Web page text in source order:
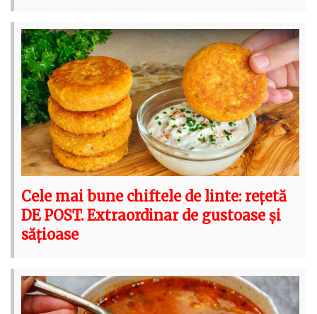
Cele mai bune chiftele de linte: rețetă
DE POST. Extraordinar de gustoase și
sățioase